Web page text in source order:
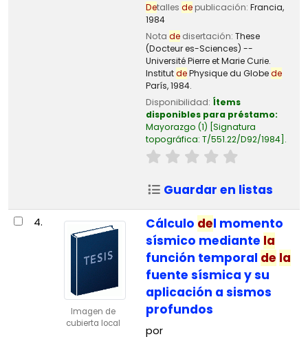
Detalles depublicación: Francia,
1984
Nota dedisertación: These
(Docteur es-Sciences) --
Université Pierre et Marie Curie.
InstitutdePhysique du Globede
París, 1984.
Disponibilidad: Ítems
disponibles para préstamo:
Mayorazgo (1) Signatura
topográfica: T/551.22/D92/1984 .
Guardar en listas
4.
Imagen de
cubierta local
Cálculo del momento
sísmico mediante la
función temporal de la
fuente sísmica y su
aplicación a sismos
profundos
por